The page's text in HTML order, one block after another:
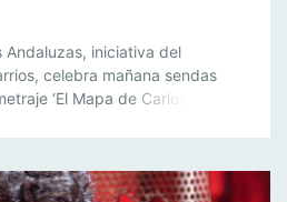
Andaluzas, iniciativa del
celebra mañana sendas
‘El Mapa de Carlos’, una
en las salas del centro
un primer pase dirigido a los